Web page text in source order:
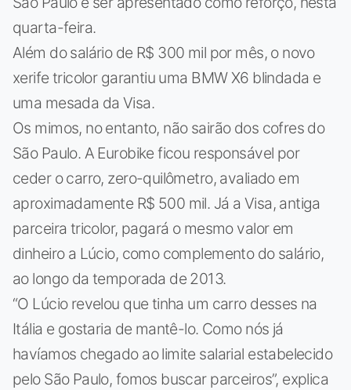
quarta-feira.
Além do salário de R$ 300 mil por mês, o novo
xerife tricolor garantiu uma BMW X6 blindada e
uma mesada da Visa.
Os mimos, no entanto, não sairão dos cofres do
São Paulo. A Eurobike ficou responsável por
ceder o carro, zero-quilômetro, avaliado em
aproximadamente R$ 500 mil. Já a Visa, antiga
parceira tricolor, pagará o mesmo valor em
dinheiro a Lúcio, como complemento do salário,
ao longo da temporada de 2013.
“O Lúcio revelou que tinha um carro desses na
Itália e gostaria de mantê-lo. Como nós já
havíamos chegado ao limite salarial estabelecido
pelo São Paulo, fomos buscar parceiros”, explica